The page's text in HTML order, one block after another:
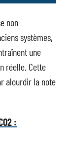
non
systèmes,
une
réelle. Cette
alourdir la note
: